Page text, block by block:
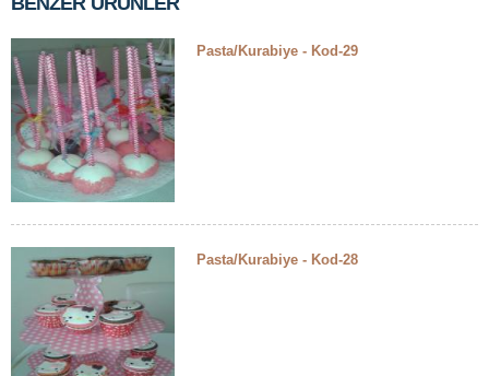
Pasta/Kurabiye - Kod-29
Pasta/Kurabiye - Kod-28